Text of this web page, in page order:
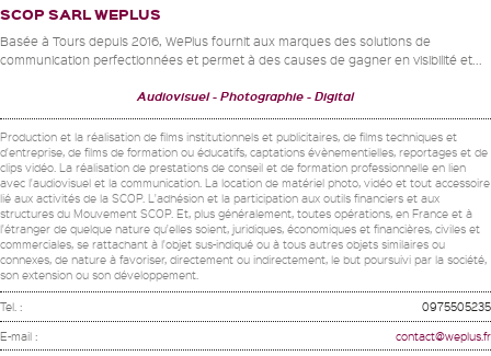
SCOP SARL WEPLUS
Basée à Tours depuis 2016, WePlus fournit aux marques des solutions de
communication perfectionnées et permet à des causes de gagner en visibilité et...
Audiovisuel Photographie Digital
Production et la réalisation de films institutionnels et publicitaires, de films techniques et
d'entreprise, de films de formation ou éducatifs, captations évènementielles, reportages et de
clips vidéo. La réalisation de prestations de conseil et de formation professionnelle en lien
avec l'audiovisuel et la communication. La location de matériel photo, vidéo et tout accessoire
lié aux activités de la SCOP. L'adhésion et la participation aux outils financiers et aux
structures du Mouvement SCOP. Et, plus généralement, toutes opérations, en France et à
l'étranger de quelque nature qu'elles soient, juridiques, économiques et financières, civiles et
commerciales, se rattachant à l'objet sus-indiqué ou à tous autres objets similaires ou
connexes, de nature à favoriser, directement ou indirectement, le but poursuivi par la société,
son extension ou son développement.
Tel. : 0975505235
E-mail : contact@weplus.fr